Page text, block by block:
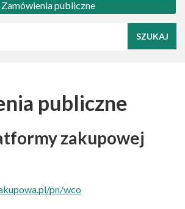
Zamówienia publiczne
publiczne
zakupowej
pn/wco